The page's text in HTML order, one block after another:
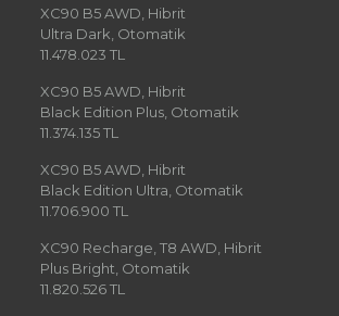
XC90 B5 AWD, Hibrit
Ultra Dark, Otomatik
11.478.023 TL
XC90 B5 AWD, Hibrit
Black Edition Plus, Otomatik
11.374.135 TL
XC90 B5 AWD, Hibrit
Black Edition Ultra, Otomatik
11.706.900 TL
XC90 Recharge, T8 AWD, Hibrit
Plus Bright, Otomatik
11.820.526 TL